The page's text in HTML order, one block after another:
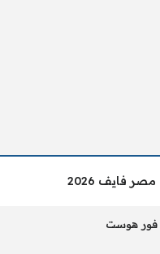
فايف 2026
فور هوست